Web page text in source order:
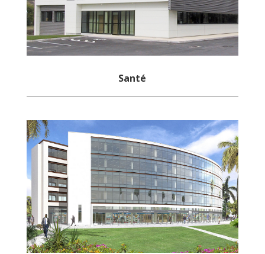
Santé